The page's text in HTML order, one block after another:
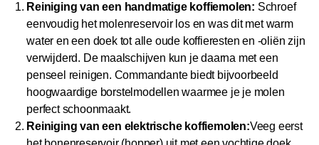
Reiniging van een handmatige koffiemolen: Schroef
eenvoudig het molenreservoir los en was dit met warm
water en een doek tot alle oude koffieresten en -oliën zijn
verwijderd. De maalschijven kun je daarna met een
penseel reinigen. Commandante biedt bijvoorbeeld
hoogwaardige borstelmodellen waarmee je je molen
perfect schoonmaakt.
Reiniging van een elektrische koffiemolen:Veeg eerst